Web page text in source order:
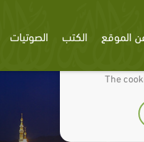
We use
The
الموقع الكتب الصوتيات